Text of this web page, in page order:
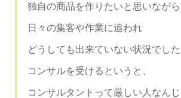
独自の商品を作りたいと思いながら
日々の集客や作業に追われ
どうしても出来ていない状況でした
コンサルを受けるというと、
コンサルタントって厳しい人なんじ